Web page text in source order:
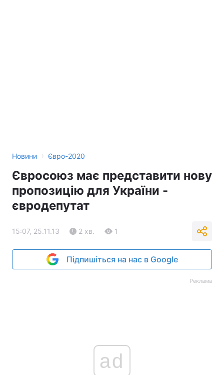
Новини › Євро-2020
Євросоюз має представити нову
пропозицію для України -
євродепутат
15:07, 25.11.13 2 хв. 1
Підпишіться на нас в Google
Реклама
ad